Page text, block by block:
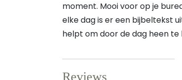
moment. Mooi voor op je
elke dag is er een bijbeltekst
helpt om door de dag heen te
Reviews